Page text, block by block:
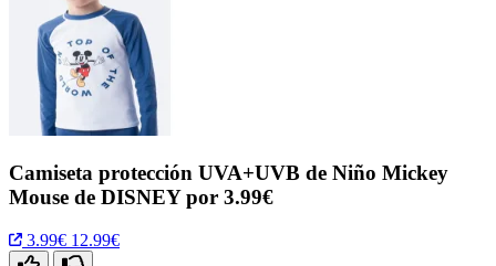
Camiseta protección UVA+UVB de Niño Mickey
Mouse de DISNEY por 3.99€
3.99€ 12.99€